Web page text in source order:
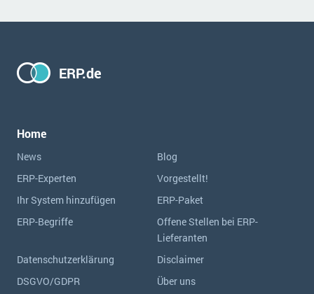
ERP.de
Home
News
Blog
ERP-Experten
Vorgestellt!
Ihr System hinzufügen
ERP-Paket
ERP-Begriffe
Offene Stellen bei ERP-
Lieferanten
Datenschutzerklärung
Disclaimer
DSGVO/GDPR
Über uns